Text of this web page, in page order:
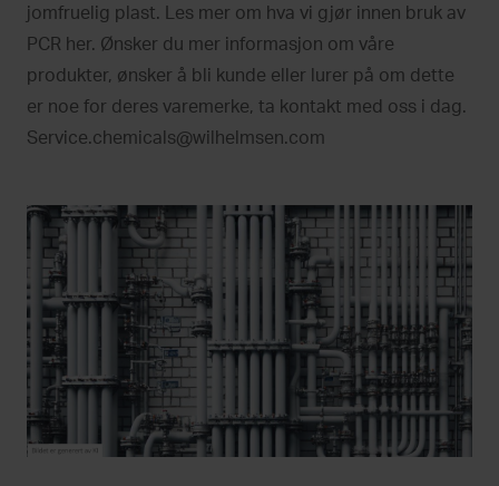
jomfruelig plast. Les mer om hva vi gjør innen bruk av
PCR her. Ønsker du mer informasjon om våre
produkter, ønsker å bli kunde eller lurer på om dette
er noe for deres varemerke, ta kontakt med oss i dag.
Service.chemicals@wilhelmsen.com